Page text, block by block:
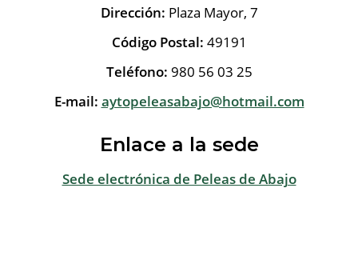
Dirección: Plaza Mayor, 7
Código Postal: 49191
Teléfono: 980 56 03 25
E-mail: aytopeleasabajo@hotmail.com
Enlace a la sede
Sede electrónica de Peleas de Abajo